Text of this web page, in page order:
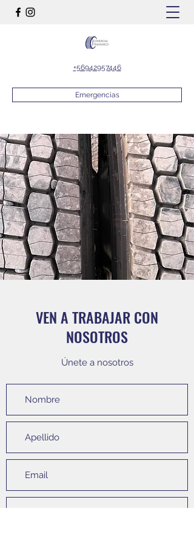
+56942957446
Emergencias
VEN A TRABAJAR CON
NOSOTROS
Únete a nosotros